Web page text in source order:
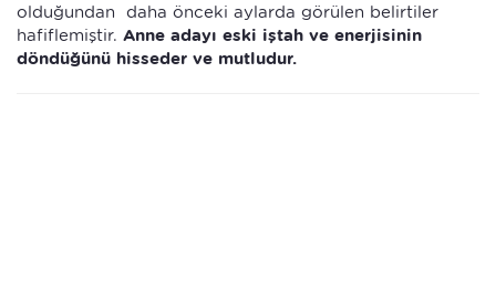
olduğundan daha önceki aylarda görülen belirtiler
hafiflemiştir. Anne adayı eski iştah ve enerjisinin
döndüğünü hisseder ve mutludur.